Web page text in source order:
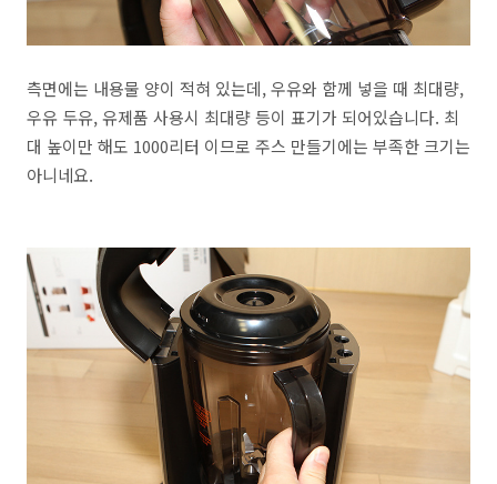
측면에는 내용물 양이 적혀 있는데, 우유와 함께 넣을 때 최대량,
우유 두유, 유제품 사용시 최대량 등이 표기가 되어있습니다. 최
대 높이만 해도 1000리터 이므로 주스 만들기에는 부족한 크기는
아니네요.